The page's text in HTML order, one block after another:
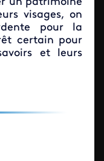
visages, on
pour la
certain pour
et leurs